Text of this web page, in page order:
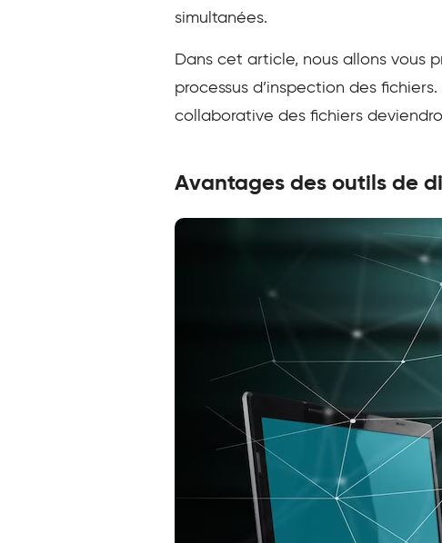
simultanées.
Dans cet article, nous allons vous
processus d’inspection des
collaborative des fichiers
Avantages des outils de